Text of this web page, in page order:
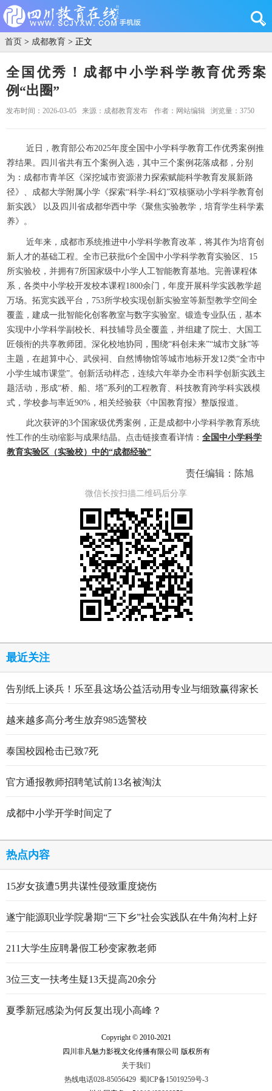
首页 > 成都教育 > 正文
全国优秀！成都中小学科学教育优秀案
例“出圈”
发布时间：2026-03-05 来源：成都教育发布 作者：网站编辑 浏览量：3750
近日，教育部公布2025年度全国中小学科学教育工作优秀案例推
荐结果。四川省共有五个案例入选，其中三个案例花落成都，分别
为：成都市青羊区《深挖城市资源潜力探索赋能科学教育发展新路
径》、成都大学附属小学《探索“科学-科幻”双核驱动小学科学教育创
新实践》 以及四川省成都华西中学《聚焦实验教学，培育学生科学素
养》。
近年来，成都市系统推进中小学科学教育改革，将其作为培育创
新人才的基础工程。全市已获批6个全国中小学科学教育实验区、15
所实验校，并拥有7所国家级中小学人工智能教育基地。完善课程体
系，各类中小学校开发校本课程1800余门，年度开展科学实践教学超
万场。拓宽实践平台，753所学校实现创新实验室等新型教学空间全
覆盖，建成一批智能化创客教室与数字实验室。锻造专业队伍，基本
实现中小学科学副校长、科技辅导员全覆盖，并组建了院士、大国工
匠领衔的共享教师团。深化校地协同，围绕“科创未来”“城市文脉”等
主题，在超算中心、武侯祠、自然博物馆等城市地标开发12类“全市中
小学生城市课堂”。创新活动样态，连续六年举办全市科学创新实践主
题活动，形成“桥、船、塔”系列的工程教育、科技教育跨学科实践模
式，学校参与率近90%，相关经验获《中国教育报》整版报道。
此次获评的3个国家级优秀案例，正是成都中小学科学教育系统
性工作的生动缩影与成果结晶。点击链接查看详情： 全国中小学科学
教育实验区（实验校）中的“成都经验”
责任编辑：陈旭
微信长按扫描二维码后分享
最近关注
告别纸上谈兵！乐至县这场公益活动用专业与细致赢得家长
越来越多高分考生放弃985选警校
泰国校园枪击已致7死
官方通报教师招聘笔试前13名被淘汰
成都中小学开学时间定了
热点内容
15岁女孩遭5男共谋性侵致重度烧伤
遂宁能源职业学院暑期“三下乡”社会实践队在牛角沟村上好
211大学生应聘暑假工秒变家教老师
3位三支一扶考生疑13天提高20余分
夏季新冠感染为何反复出现小高峰？
Copyright © 2010-2021
四川非凡魅力影视文化传播有限公司 版权所有
关于我们
热线电话028-85056429 蜀ICP备15019259号-3